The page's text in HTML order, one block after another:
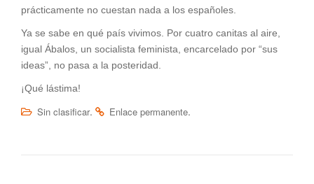
prácticamente no cuestan nada a los españoles.
Ya se sabe en qué país vivimos. Por cuatro canitas al aire,
igual Ábalos, un socialista feminista, encarcelado por “sus
ideas”, no pasa a la posteridad.
¡Qué lástima!
Sin clasificar. Enlace permanente.